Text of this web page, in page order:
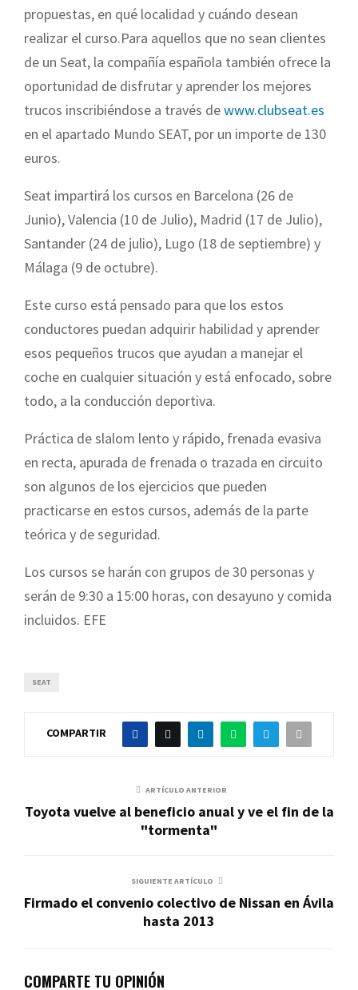
propuestas, en qué localidad y cuándo desean
realizar el curso.Para aquellos que no sean clientes
de un Seat, la compañía española también ofrece la
oportunidad de disfrutar y aprender los mejores
trucos inscribiéndose a través dewww.clubseat.es
en el apartado Mundo SEAT, por un importe de 130
euros.
Seat impartirá los cursos en Barcelona (26 de
Junio), Valencia (10 de Julio), Madrid (17 de Julio),
Santander (24 de julio), Lugo (18 de septiembre) y
Málaga (9 de octubre).
Este curso está pensado para que los estos
conductores puedan adquirir habilidad y aprender
esos pequeños trucos que ayudan a manejar el
coche en cualquier situación y está enfocado, sobre
todo, a la conducción deportiva.
Práctica de slalom lento y rápido, frenada evasiva
en recta, apurada de frenada o trazada en circuito
son algunos de los ejercicios que pueden
practicarse en estos cursos, además de la parte
teórica y de seguridad.
Los cursos se harán con grupos de 30 personas y
serán de 9:30 a 15:00 horas, con desayuno y comida
incluidos. EFE
SEAT
COMPARTIR
ARTÍCULO ANTERIOR
Toyota vuelve al beneficio anual y ve el fin de la
"tormenta"
SIGUIENTE ARTÍCULO
Firmado el convenio colectivo de Nissan en Ávila
hasta 2013
COMPARTE TU OPINIÓN